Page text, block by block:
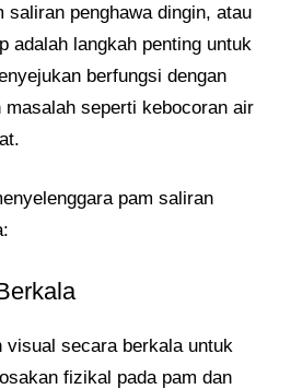
saliran penghawa dingin, atau
adalah langkah penting untuk
berfungsi dengan
seperti kebocoran air
pam saliran
visual secara berkala untuk
fizikal pada pam dan